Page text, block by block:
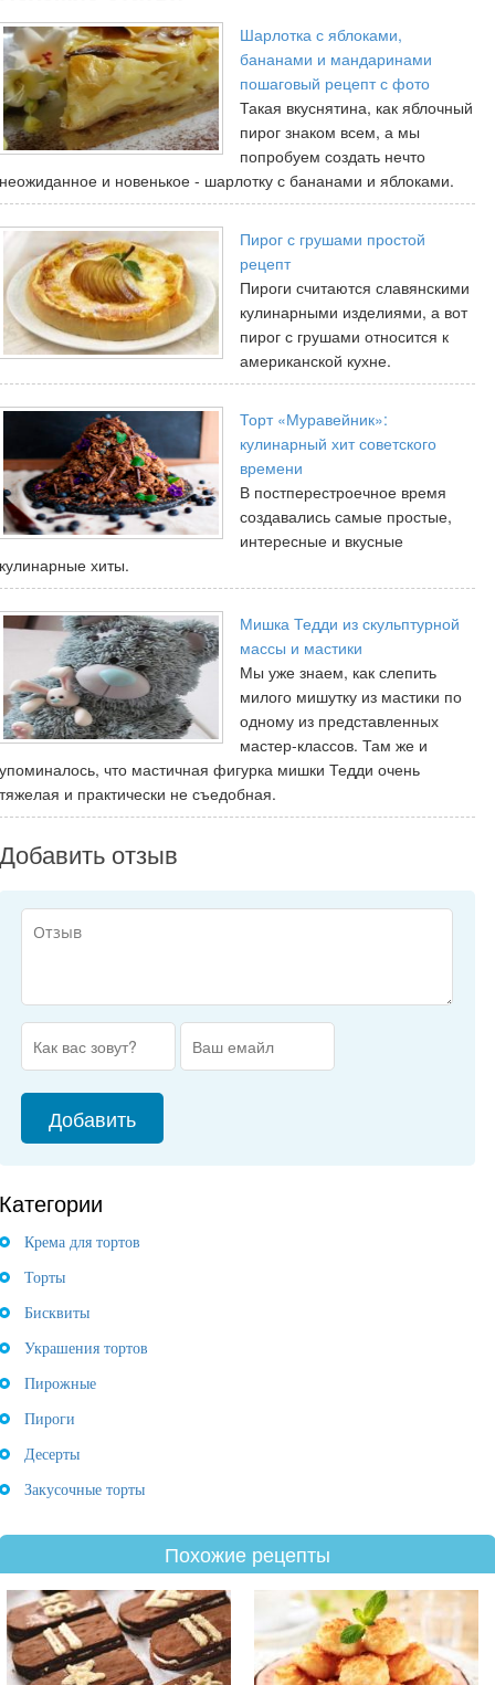
Шарлотка с яблоками,
бананами и мандаринами
пошаговый рецепт с фото
Такая вкуснятина, как яблочный
пирог знаком всем, а мы
попробуем создать нечто
неожиданное и новенькое - шарлотку с бананами и яблоками.
Пирог с грушами простой
рецепт
Пироги считаются славянскими
кулинарными изделиями, а вот
пирог с грушами относится к
американской кухне.
Торт «Муравейник»:
кулинарный хит советского
времени
В постперестроечное время
создавались самые простые,
интересные и вкусные
кулинарные хиты.
Мишка Тедди из скульптурной
массы и мастики
Мы уже знаем, как слепить
милого мишутку из мастики по
одному из представленных
мастер-классов. Там же и
упоминалось, что мастичная фигурка мишки Тедди очень
тяжелая и практически не съедобная.
Добавить отзыв
Категории
Крема для тортов
Торты
Бисквиты
Украшения тортов
Пирожные
Пироги
Десерты
Закусочные торты
Похожие рецепты